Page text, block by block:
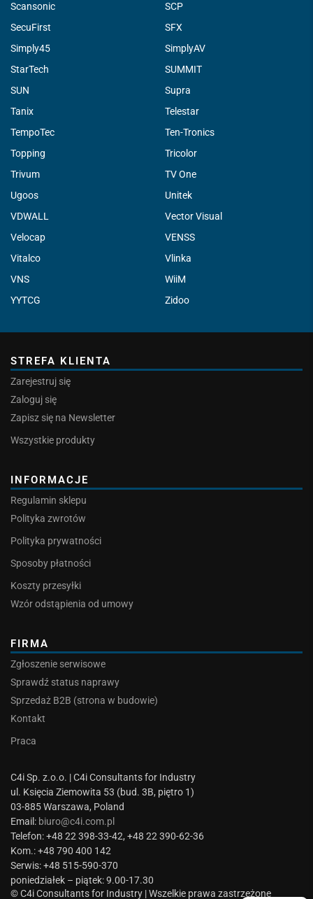
Scansonic
SCP
SecuFirst
SFX
Simply45
SimplyAV
StarTech
SUMMIT
SUN
Supra
Tanix
Telestar
TempoTec
Ten-Tronics
Topping
Tricolor
Trivum
TV One
Ugoos
Unitek
VDWALL
Vector Visual
Velocap
VENSS
Vitalco
Vlinka
VNS
WiiM
YYTCG
Zidoo
STREFA KLIENTA
Zarejestruj się
Zaloguj się
Zapisz się na Newsletter
Wszystkie produkty
INFORMACJE
Regulamin sklepu
Polityka zwrotów
Polityka prywatności
Sposoby płatności
Koszty przesyłki
Wzór odstąpienia od umowy
FIRMA
Zgłoszenie serwisowe
Sprawdź status naprawy
Sprzedaż B2B (strona w budowie)
Kontakt
Praca
C4i Sp. z.o.o. | C4i Consultants for Industry
ul. Księcia Ziemowita 53 (bud. 3B, piętro 1)
03-885 Warszawa, Poland
Email: biuro@c4i.com.pl
Telefon: +48 22 398-33-42, +48 22 390-62-36
Kom.: +48 790 400 142
Serwis: +48 515-590-370
poniedziałek – piątek: 9.00-17.30
© C4i Consultants for Industry | Wszelkie prawa zastrzeżone